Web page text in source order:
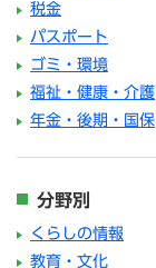
税金
パスポート
ゴミ・環境
福祉・健康・介護
年金・後期・国保
分野別
くらしの情報
教育・文化